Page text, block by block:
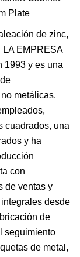
de zinc,
LA EMPRESA
1993 y es una
metálicas.
cuadrados, una
y ha
con
de ventas y
desde
de
seguimiento
de metal,